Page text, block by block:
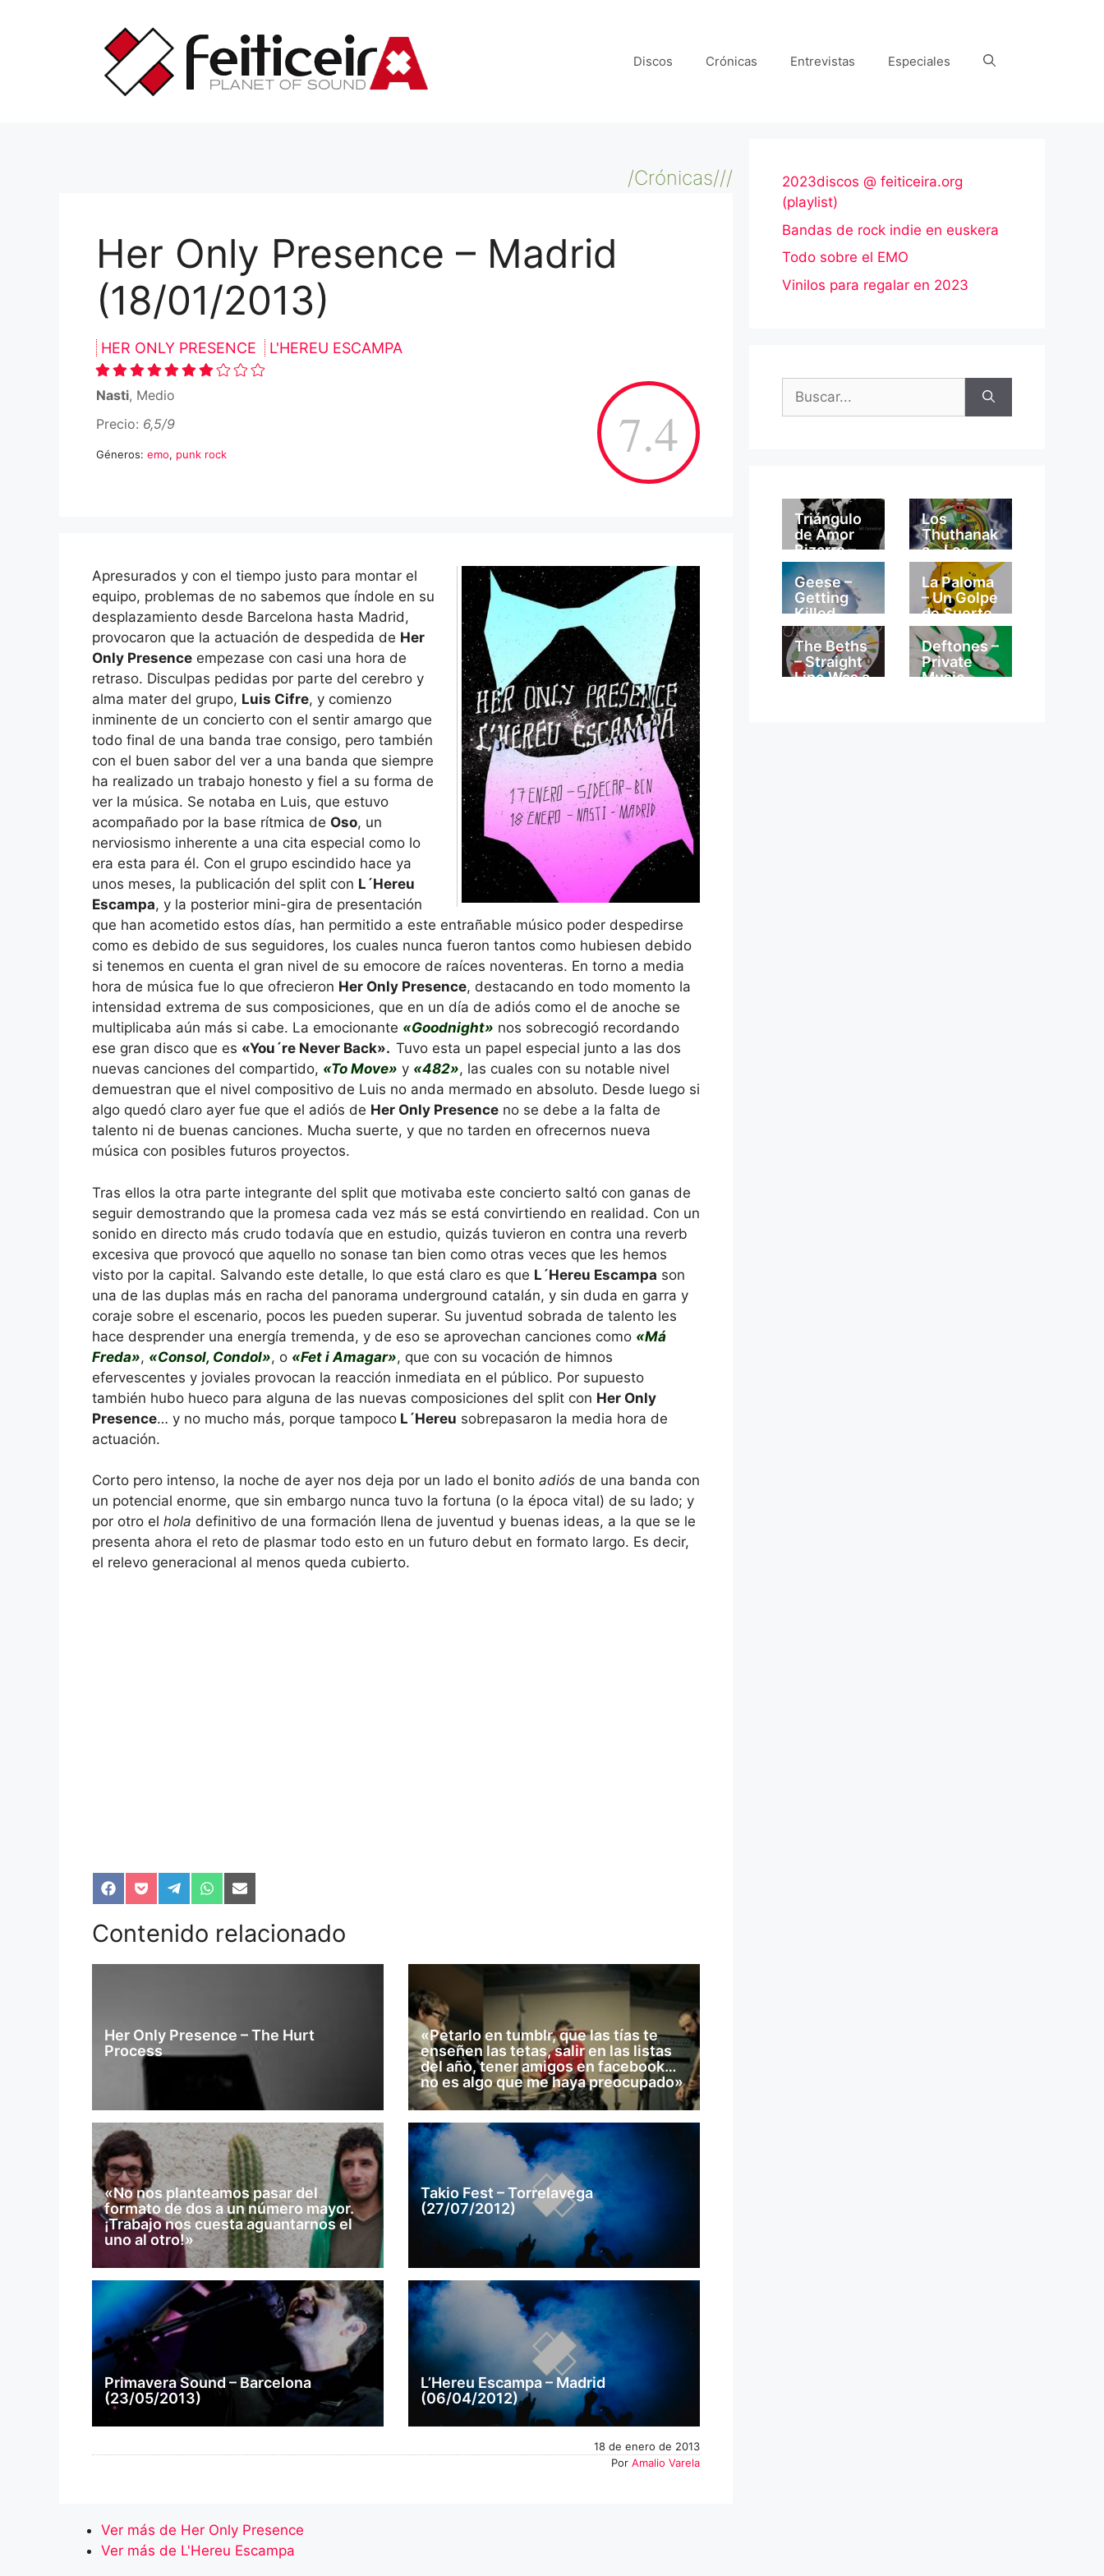
Discos Crónicas Entrevistas Especiales
/Crónicas///
Her Only Presence – Madrid
(18/01/2013)
HER ONLY PRESENCE L'HEREU ESCAMPA
7.4
Nasti, Medio
Precio: 6,5/9
Géneros: emo, punk rock
Apresurados y con el tiempo justo para montar el
equipo, problemas de no sabemos que índole en su
desplazamiento desde Barcelona hasta Madrid,
provocaron que la actuación de despedida de Her
Only Presence empezase con casi una hora de
retraso. Disculpas pedidas por parte del cerebro y
alma mater del grupo, Luis Cifre, y comienzo
inminente de un concierto con el sentir amargo que
todo final de una banda trae consigo, pero también
con el buen sabor del ver a una banda que siempre
ha realizado un trabajo honesto y fiel a su forma de
ver la música. Se notaba en Luis, que estuvo
acompañado por la base rítmica de Oso, un
nerviosismo inherente a una cita especial como lo
era esta para él. Con el grupo escindido hace ya
unos meses, la publicación del split con L´Hereu
Escampa, y la posterior mini-gira de presentación
que han acometido estos días, han permitido a este entrañable músico poder despedirse
como es debido de sus seguidores, los cuales nunca fueron tantos como hubiesen debido
si tenemos en cuenta el gran nivel de su emocore de raíces noventeras. En torno a media
hora de música fue lo que ofrecieron Her Only Presence, destacando en todo momento la
intensidad extrema de sus composiciones, que en un día de adiós como el de anoche se
multiplicaba aún más si cabe. La emocionante «Goodnight» nos sobrecogió recordando
ese gran disco que es «You´re Never Back». Tuvo esta un papel especial junto a las dos
nuevas canciones del compartido, «To Move» y «482», las cuales con su notable nivel
demuestran que el nivel compositivo de Luis no anda mermado en absoluto. Desde luego si
algo quedó claro ayer fue que el adiós de Her Only Presence no se debe a la falta de
talento ni de buenas canciones. Mucha suerte, y que no tarden en ofrecernos nueva
música con posibles futuros proyectos.
Tras ellos la otra parte integrante del split que motivaba este concierto saltó con ganas de
seguir demostrando que la promesa cada vez más se está convirtiendo en realidad. Con un
sonido en directo más crudo todavía que en estudio, quizás tuvieron en contra una reverb
excesiva que provocó que aquello no sonase tan bien como otras veces que les hemos
visto por la capital. Salvando este detalle, lo que está claro es que L´Hereu Escampa son
una de las duplas más en racha del panorama underground catalán, y sin duda en garra y
coraje sobre el escenario, pocos les pueden superar. Su juventud sobrada de talento les
hace desprender una energía tremenda, y de eso se aprovechan canciones como «Má
Freda», «Consol, Condol», o «Fet i Amagar», que con su vocación de himnos
efervescentes y joviales provocan la reacción inmediata en el público. Por supuesto
también hubo hueco para alguna de las nuevas composiciones del split con Her Only
Presence… y no mucho más, porque tampoco L´Hereu sobrepasaron la media hora de
actuación.
Corto pero intenso, la noche de ayer nos deja por un lado el bonito adiós de una banda con
un potencial enorme, que sin embargo nunca tuvo la fortuna (o la época vital) de su lado; y
por otro el hola definitivo de una formación llena de juventud y buenas ideas, a la que se le
presenta ahora el reto de plasmar todo esto en un futuro debut en formato largo. Es decir,
el relevo generacional al menos queda cubierto.
Compartir
en
Facebook
Compartir
en
Pocket
Compartir
en
Telegram
Compartir
en
WhatsApp
Compartir
en
Email
Contenido relacionado
Her Only Presence – The Hurt
Process
«Petarlo en tumblr, que las tías te
enseñen las tetas, salir en las listas
del año, tener amigos en facebook…
no es algo que me haya preocupado»
«No nos planteamos pasar del
formato de dos a un número mayor.
¡Trabajo nos cuesta aguantarnos el
uno al otro!»
Takio Fest – Torrelavega
(27/07/2012)
Primavera Sound – Barcelona
(23/05/2013)
L’Hereu Escampa – Madrid
(06/04/2012)
18 de enero de 2013
Por Amalio Varela
Ver más de Her Only Presence
Ver más de L'Hereu Escampa
2023discos @ feiticeira.org
(playlist)
Bandas de rock indie en euskera
Todo sobre el EMO
Vinilos para regalar en 2023
Triángulo
de Amor
Bizarro –
Mi
Catedral
Los
Thuthanak
a – Los
Thuthanak
a
Geese –
Getting
Killed
La Paloma
– Un Golpe
de Suerte
The Beths
– Straight
Line Was a
Deftones –
Private
Music